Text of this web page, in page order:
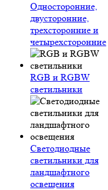
Односторонние,
двусторонние,
трехсторонние и
четырехсторонние
RGB и RGBW
светильники
Светодиодные
светильники для
ландшафтного
освещения